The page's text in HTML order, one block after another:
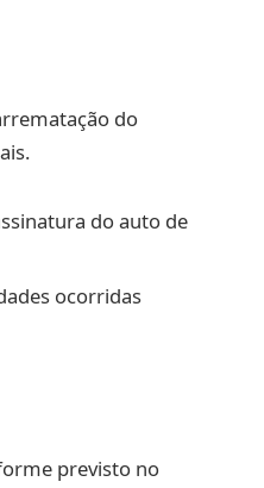
do
do auto de
ocorridas
previsto no